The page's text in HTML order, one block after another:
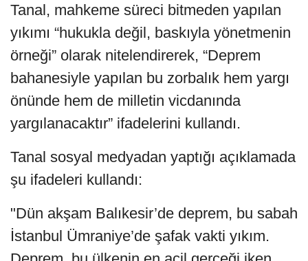
Tanal, mahkeme süreci bitmeden yapılan
yıkımı “hukukla değil, baskıyla yönetmenin
örneği” olarak nitelendirerek, “Deprem
bahanesiyle yapılan bu zorbalık hem yargı
önünde hem de milletin vicdanında
yargılanacaktır” ifadelerini kullandı.
Tanal sosyal medyadan yaptığı açıklamada
şu ifadeleri kullandı:
"Dün akşam Balıkesir’de deprem, bu sabah
İstanbul Ümraniye’de şafak vakti yıkım.